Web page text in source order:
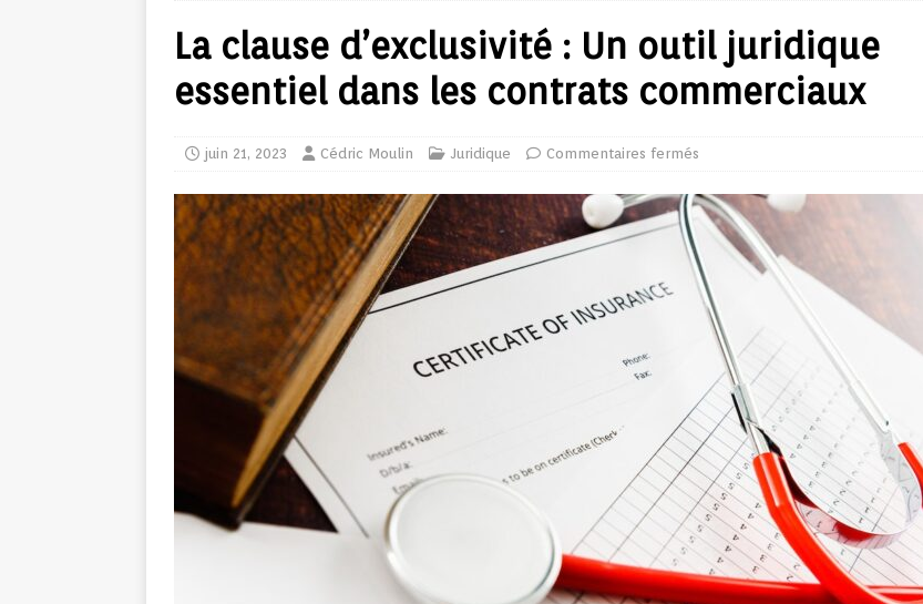
La clause d’exclusivité : Un outil juridique
essentiel dans les contrats commerciaux
juin 21, 2023 Cédric Moulin Juridique Commentaires fermés